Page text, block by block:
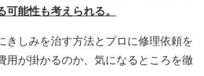
能性も考えられる。
きしみを治す方法とプロに修理依頼を
用が掛かるのか、気になるところを徹